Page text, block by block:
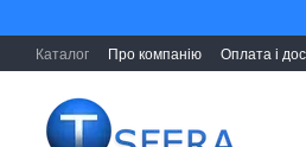
Каталог Про компанію Оплата і